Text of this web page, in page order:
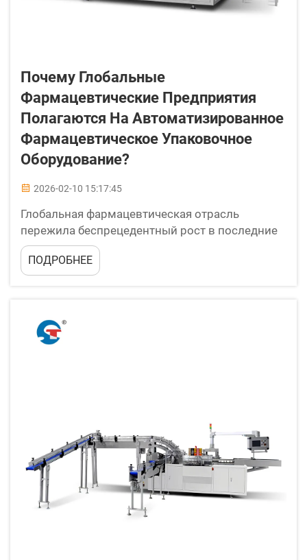
Почему Глобальные
Фармацевтические Предприятия
Полагаются На Автоматизированное
Фармацевтическое Упаковочное
Оборудование?
2026-02-10 15:17:45
Глобальная фармацевтическая отрасль
пережила беспрецедентный рост в последние
годы: спрос на рынке достиг новых высот, а
регуляторные требования становятся всё более
строгими. Стремясь справиться с этими
ПОДРОБНЕЕ